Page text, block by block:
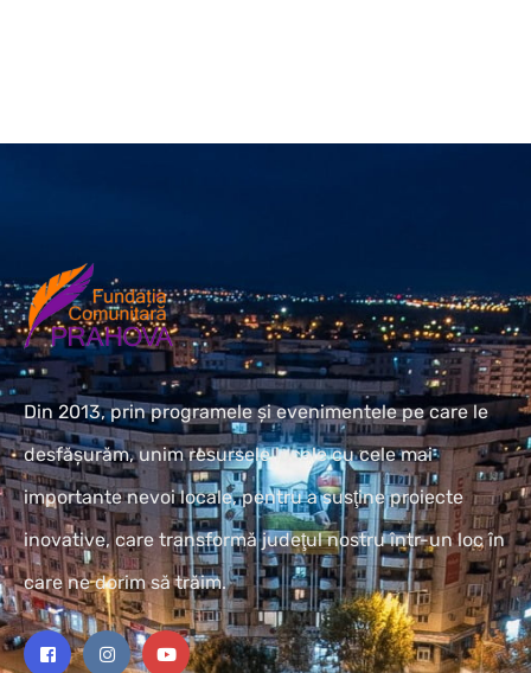
Din 2013, prin programele și evenimentele pe care le
desfășurăm, unim resursele locale cu cele mai
importante nevoi locale, pentru a susţine proiecte
inovative, care transformă judeţul nostru într-un loc în
care ne dorim să trăim.